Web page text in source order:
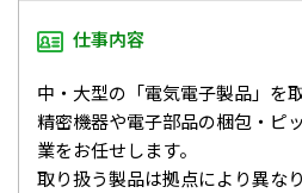
仕事内容
中・大型の「電気電子製品」を
精密機器や電子部品の梱包・ピ
業をお任せします。
取り扱う製品は拠点により異な